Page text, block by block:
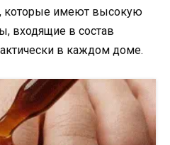
которые имеют высокую
входящие в состав
в каждом доме.